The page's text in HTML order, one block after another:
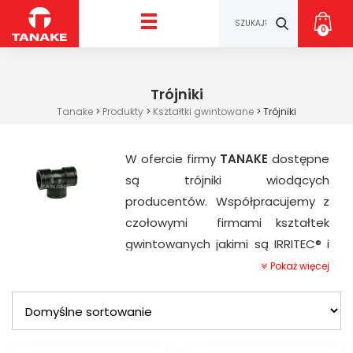
0
Trójniki
Tanake > Produkty > Kształtki gwintowane > Trójniki
W ofercie firmy TANAKE dostępne
są trójniki wiodących
producentów. Współpracujemy z
czołowymi firmami kształtek
gwintowanych jakimi są IRRITEC® i
połączeniowe stosowane w
czasie prac montażowych
Pokaż więcej